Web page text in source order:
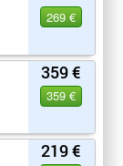
269 €
359 €
359 €
219 €